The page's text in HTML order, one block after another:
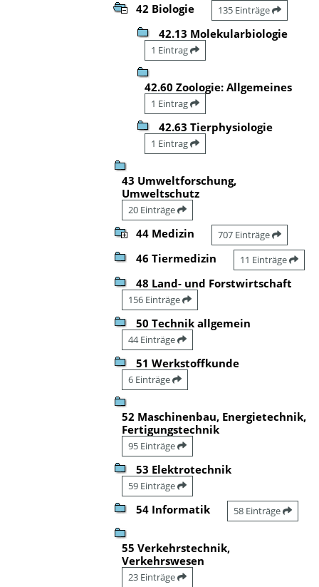
42 Biologie 135 Einträge
42.13 Molekularbiologie
1 Eintrag
42.60 Zoologie: Allgemeines
1 Eintrag
42.63 Tierphysiologie
1 Eintrag
43 Umweltforschung,
Umweltschutz
20 Einträge
44 Medizin 707 Einträge
46 Tiermedizin 11 Einträge
48 Land- und Forstwirtschaft
156 Einträge
50 Technik allgemein
44 Einträge
51 Werkstoffkunde
6 Einträge
52 Maschinenbau, Energietechnik,
Fertigungstechnik
95 Einträge
53 Elektrotechnik
59 Einträge
54 Informatik 58 Einträge
55 Verkehrstechnik,
Verkehrswesen
23 Einträge